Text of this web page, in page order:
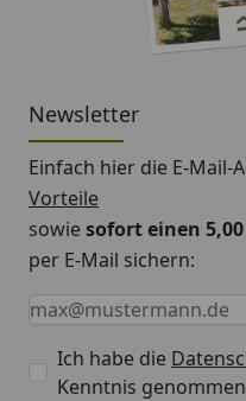
Newsletter
Einfach hier die E-Mail-
Vorteile
sowiesofort einen
per E-Mail sichern:
Keine Eingabe
Eingabe erforderlich
E-Mail *
Ich habe die
Kenntnis genommen